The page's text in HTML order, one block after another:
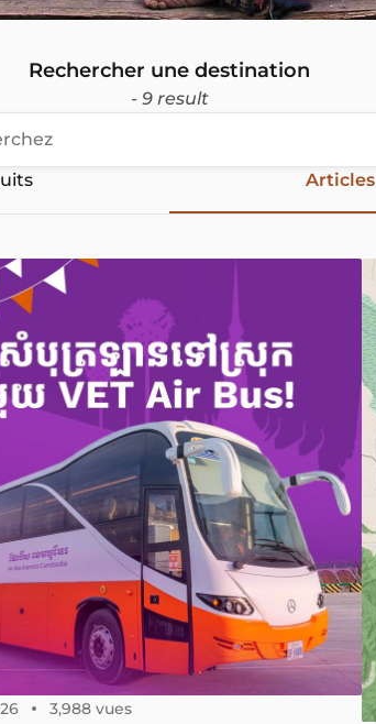
Rechercher une destination
- 9 result
Articles
3,988 vues